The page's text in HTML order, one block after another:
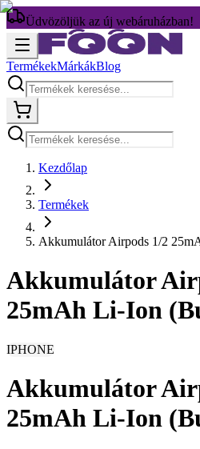
Üdvözöljük az új webáruházban!
TermékekMárkákBlog
Kezdőlap
Termékek
Akkumulátor Airpods 1/2
Akkumulátor
25mAh Li-Ion
IPHONE
Akkumulátor
25mAh Li-Ion